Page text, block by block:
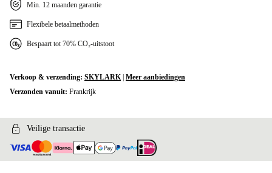
Min. 12 maanden garantie
Flexibele betaalmethoden
Bespaart tot 70% CO₂-uitstoot
Verkoop & verzending: SKYLARK| Meer aanbiedingen
Verzonden vanuit: Frankrijk
Veilige transactie